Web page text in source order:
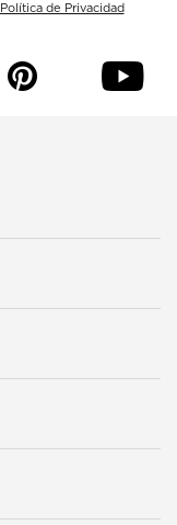
Política de Privacidad
p y